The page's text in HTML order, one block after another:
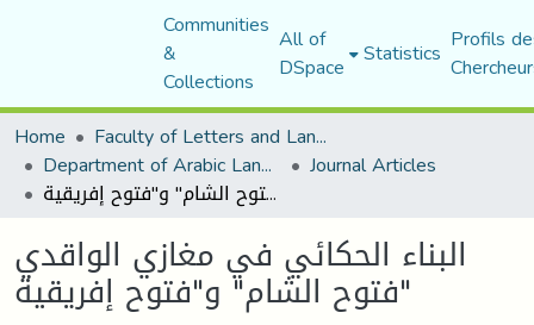
Communities
&
Collections
All of
DSpace Statistics Profils
Home
Faculty of Letters and Languages
Department of Arabic Language and Literature Journal Articles
البناء الحكائي في مغازي الواقدي "فتوح الشام" و"فتوح إفريقية
البناء الحكائي في مغازي الواقدي
"فتوح الشام" و"فتوح إفريقية